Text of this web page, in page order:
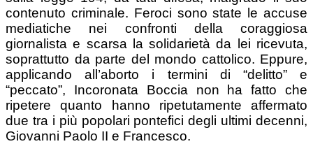
contenuto criminale. Feroci sono state le accuse
mediatiche nei confronti della coraggiosa
giornalista e scarsa la solidarietà da lei ricevuta,
soprattutto da parte del mondo cattolico. Eppure,
applicando all’aborto i termini di “delitto” e
“peccato”, Incoronata Boccia non ha fatto che
ripetere quanto hanno ripetutamente affermato
due tra i più popolari pontefici degli ultimi decenni,
Giovanni Paolo II e Francesco.